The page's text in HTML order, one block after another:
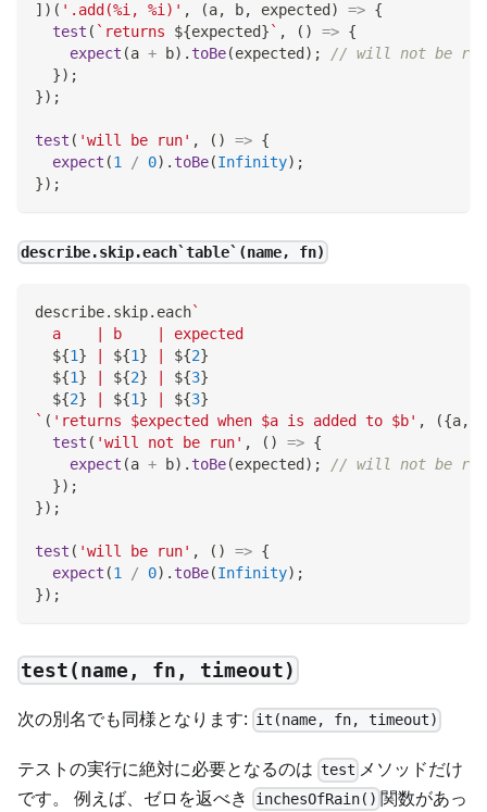
] ) ( '.add(%i, %i)' , (a, b, expected ) => {
test ( ` returns ${expected} ` , ( ) => {
expect (a + b) . toBe(expected ) ;
// will not be run
}) ;
}) ;
test ( 'will be run' , ( ) => {
expect (1 / 0) . toBe(Infinity) ;
}) ;
describe.skip.each`table`(name, fn)
describe. skip. each`
  a    | b    | expected
${1} ${1} ${2}
${1} ${2} ${3}
${2} ${1} ${3}
` ( 'returns $expected when $a is added to $b' , ({a,
test ( 'will not be run' , ( ) => {
expect (a + b) . toBe(expected ) ;
// will not be run
}) ;
}) ;
test ( 'will be run' , ( ) => {
expect (1 / 0) . toBe(Infinity) ;
}) ;
test(name, fn, timeout)
次の別名でも同様となります: it(name, fn, timeout)
テストの実行に絶対に必要となるのは test メソッドだけ
です。 例えば、ゼロを返べき
inchesOfRain() 関数があっ